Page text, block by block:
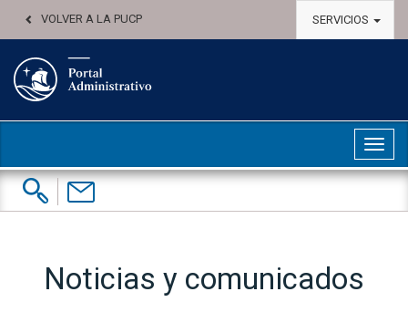
VOLVER A LA PUCP SERVICIOS
Buscar:
Contáctenos
Noticias y comunicados